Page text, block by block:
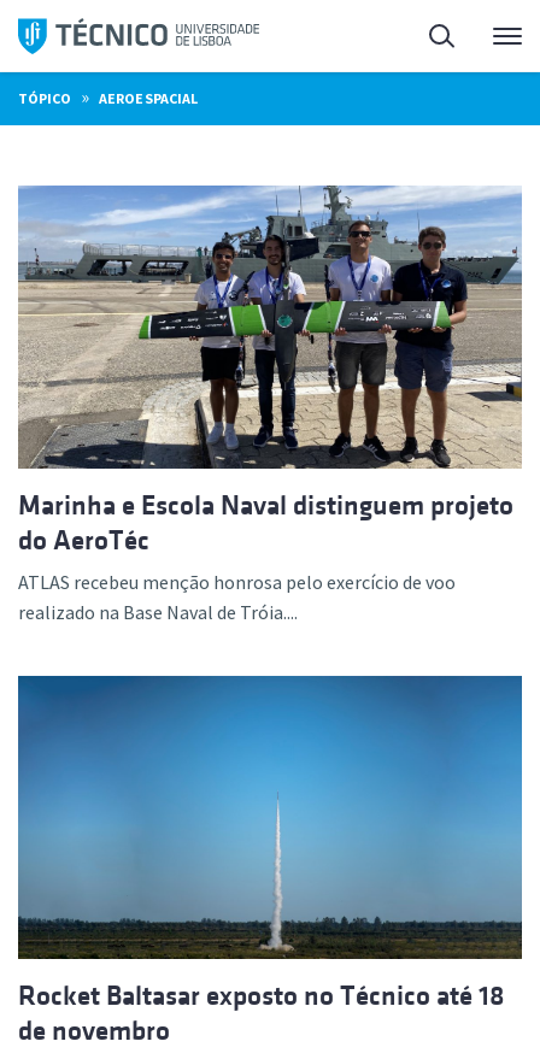
Saltar
para
o
conteúdo
Pesquisa
TÓPICO » AEROESPACIAL
Marinha e Escola Naval distinguem projeto
do AeroTéc
ATLAS recebeu menção honrosa pelo exercício de voo
realizado na Base Naval de Tróia....
Rocket Baltasar exposto no Técnico até 18
de novembro